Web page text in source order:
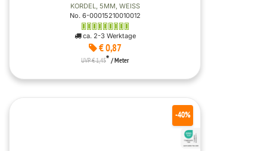
KORDEL, 5MM, WEISS
No. 6-00015210010012
ca. 2-3 Werktage
€ 0,87
UVP € 1,45* / Meter
-40%